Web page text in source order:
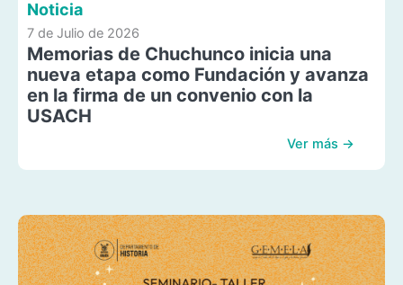
Noticia
7 de Julio de 2026
Memorias de Chuchunco inicia una
nueva etapa como Fundación y avanza
en la firma de un convenio con la
USACH
Ver más →